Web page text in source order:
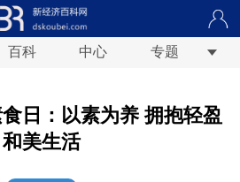
百科 中心 专题
日：以素为养 拥抱轻盈
和美生活